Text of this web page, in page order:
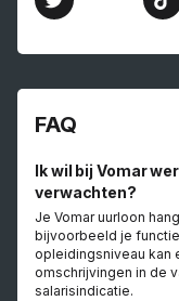
FAQ
Ik wil bij Vomar
verwachten?
Je Vomar uurloon
bijvoorbeeld je
opleidingsniveau kan
omschrijvingen in de
salarisindicatie.